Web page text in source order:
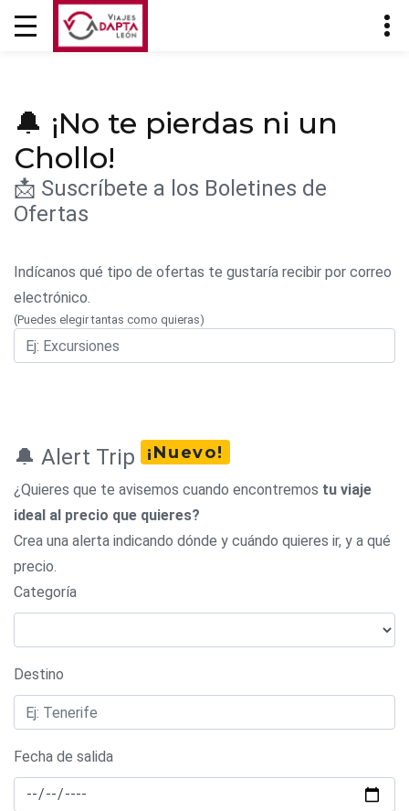
🔔 ¡No te pierdas ni un
Chollo!
📩 Suscríbete a los Boletines de
Ofertas
Indícanos qué tipo de ofertas te gustaría recibir por correo
electrónico.
(Puedes elegir tantas como quieras)
🔔 Alert Trip ¡Nuevo!
¿Quieres que te avisemos cuando encontremos tu viaje
ideal al precio que quieres?
Crea una alerta indicando dónde y cuándo quieres ir, y a qué
precio.
Categoría
Destino
Fecha de salida